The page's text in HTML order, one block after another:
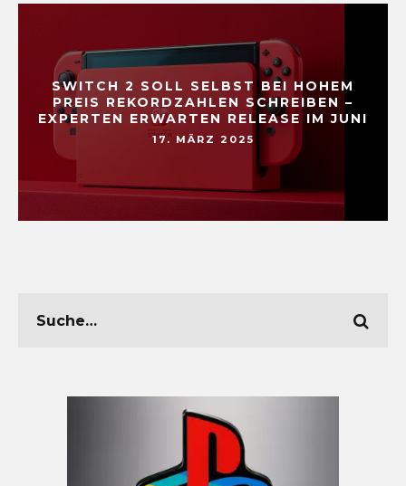
SWITCH 2 SOLL SELBST BEI HOHEM
PREIS REKORDZAHLEN SCHREIBEN –
EXPERTEN ERWARTEN RELEASE IM JUNI
17. MÄRZ 2025